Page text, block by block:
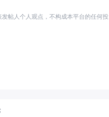
帖人个人观点，不构成本平台的任何